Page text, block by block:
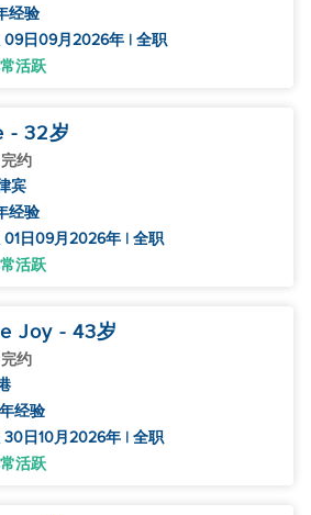
经验
09日09月2026年 | 全职
活跃
- 32岁
约
宾
经验
01日09月2026年 | 全职
活跃
Joy - 43岁
约
经验
30日10月2026年 | 全职
活跃